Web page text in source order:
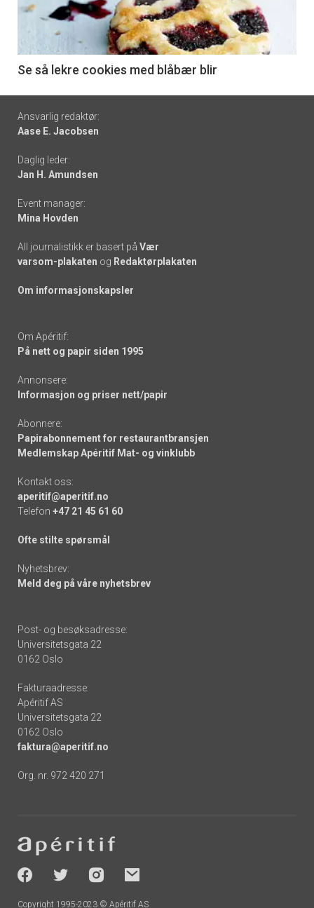
nå
6
Se så lekre cookies med blåbær blir
Footer
-
links
Ansvarlig redaktør:
Aase E. Jacobsen
Daglig leder:
Jan H. Amundsen
Event manager:
Mina Hovden
All journalistikk er basert på Vær
varsom-plakaten og Redaktørplakaten
Om informasjonskapsler
Om Apéritif:
På nett og papir siden 1995
Annonsere:
Informasjon og priser nett/papir
Abonnere:
Papirabonnement for restaurantbransjen
Medlemskap Apéritif Mat- og vinklubb
Kontakt oss:
aperitif@aperitif.no
Telefon +47 21 45 61 60
Ofte stilte spørsmål
Nyhetsbrev:
Meld deg på våre nyhetsbrev
Post- og besøksadresse:
Universitetsgata 22
0162 Oslo
Fakturaadresse:
Apéritif AS
Universitetsgata 22
0162 Oslo
faktura@aperitif.no
Org. nr. 972 420 271
-
socials
Copyright 1995-2023 © Apéritif AS